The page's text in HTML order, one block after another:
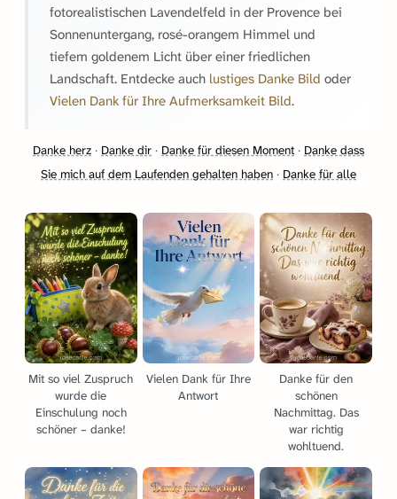
fotorealistischen Lavendelfeld in der Provence bei
Sonnenuntergang, rosé-orangem Himmel und
tiefem goldenem Licht über einer friedlichen
Landschaft. Entdecke auch lustiges Danke Bild oder
Vielen Dank für Ihre Aufmerksamkeit Bild.
Danke herz · Danke dir · Danke für diesen Moment · Danke dass
Sie mich auf dem Laufenden gehalten haben · Danke für alle
Mit so viel Zuspruch
wurde die
Einschulung noch
schöner – danke!
Vielen Dank für Ihre
Antwort
Danke für den
schönen
Nachmittag. Das
war richtig
wohltuend.